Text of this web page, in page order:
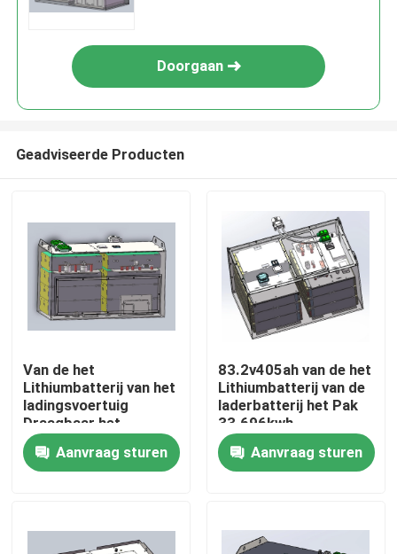
Thuis
Over ons
Doorgaan
Geadviseerde Producten
Van de het
Lithiumbatterij van het
ladingsvoertuig
Draagbaar het
Pak51.2v450ah niet
Tegengewicht
Aanvraag sturen
83.2v405ah van de het
Lithiumbatterij van de
laderbatterij het Pak
33.696kwh
Aanvraag sturen